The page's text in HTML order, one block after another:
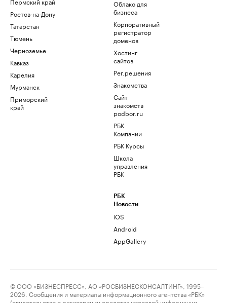
Ростов-на-Дону
Татарстан
Тюмень
Черноземье
Кавказ
Карелия
Мурманск
Приморский
край
Облако для
бизнеса
Корпоративный
регистратор
доменов
Хостинг
сайтов
Рег.решения
Знакомства
Сайт
знакомств
podbor.ru
РБК
Компании
РБК Курсы
Школа
управления
РБК
РБК
Новости
iOS
Android
AppGallery
© ООО «БИЗНЕСПРЕСС», АО «РОСБИЗНЕСКОНСАЛТИНГ», 1995–
2026. Сообщения и материалы информационного агентства «РБК»